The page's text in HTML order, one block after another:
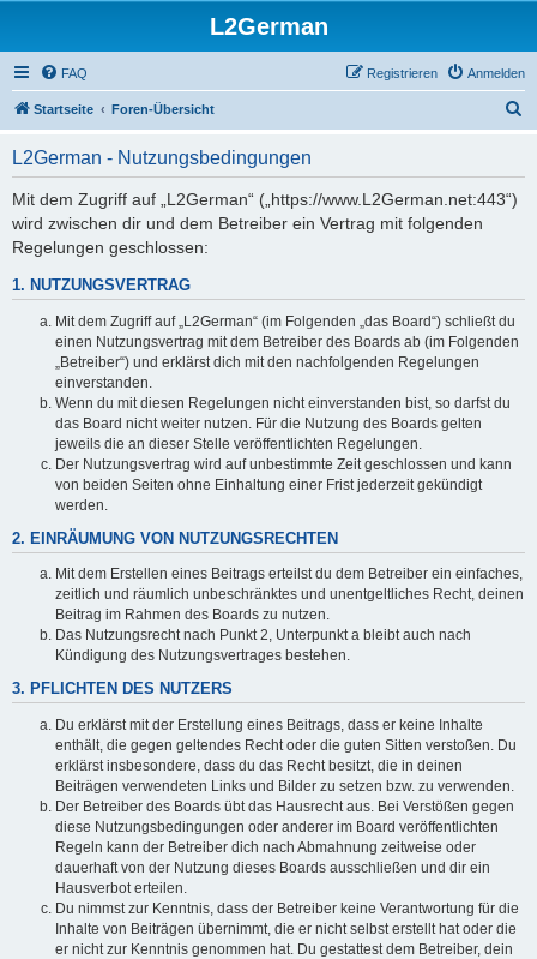
L2German
FAQ Anmelden
Registrieren
Startseite Foren-Übersicht
L2German - Nutzungsbedingungen
Mit dem Zugriff auf „L2German“ („https://www.L2German.net:443“)
wird zwischen dir und dem Betreiber ein Vertrag mit folgenden
Regelungen geschlossen:
1. NUTZUNGSVERTRAG
Mit dem Zugriff auf „L2German“ (im Folgenden „das Board“) schließt du
einen Nutzungsvertrag mit dem Betreiber des Boards ab (im Folgenden
„Betreiber“) und erklärst dich mit den nachfolgenden Regelungen
einverstanden.
Wenn du mit diesen Regelungen nicht einverstanden bist, so darfst du
das Board nicht weiter nutzen. Für die Nutzung des Boards gelten
jeweils die an dieser Stelle veröffentlichten Regelungen.
Der Nutzungsvertrag wird auf unbestimmte Zeit geschlossen und kann
von beiden Seiten ohne Einhaltung einer Frist jederzeit gekündigt
werden.
2. EINRÄUMUNG VON NUTZUNGSRECHTEN
Mit dem Erstellen eines Beitrags erteilst du dem Betreiber ein einfaches,
zeitlich und räumlich unbeschränktes und unentgeltliches Recht, deinen
Beitrag im Rahmen des Boards zu nutzen.
Das Nutzungsrecht nach Punkt 2, Unterpunkt a bleibt auch nach
Kündigung des Nutzungsvertrages bestehen.
3. PFLICHTEN DES NUTZERS
Du erklärst mit der Erstellung eines Beitrags, dass er keine Inhalte
enthält, die gegen geltendes Recht oder die guten Sitten verstoßen. Du
erklärst insbesondere, dass du das Recht besitzt, die in deinen
Beiträgen verwendeten Links und Bilder zu setzen bzw. zu verwenden.
Der Betreiber des Boards übt das Hausrecht aus. Bei Verstößen gegen
diese Nutzungsbedingungen oder anderer im Board veröffentlichten
Regeln kann der Betreiber dich nach Abmahnung zeitweise oder
dauerhaft von der Nutzung dieses Boards ausschließen und dir ein
Hausverbot erteilen.
Du nimmst zur Kenntnis, dass der Betreiber keine Verantwortung für die
Inhalte von Beiträgen übernimmt, die er nicht selbst erstellt hat oder die
er nicht zur Kenntnis genommen hat. Du gestattest dem Betreiber, dein